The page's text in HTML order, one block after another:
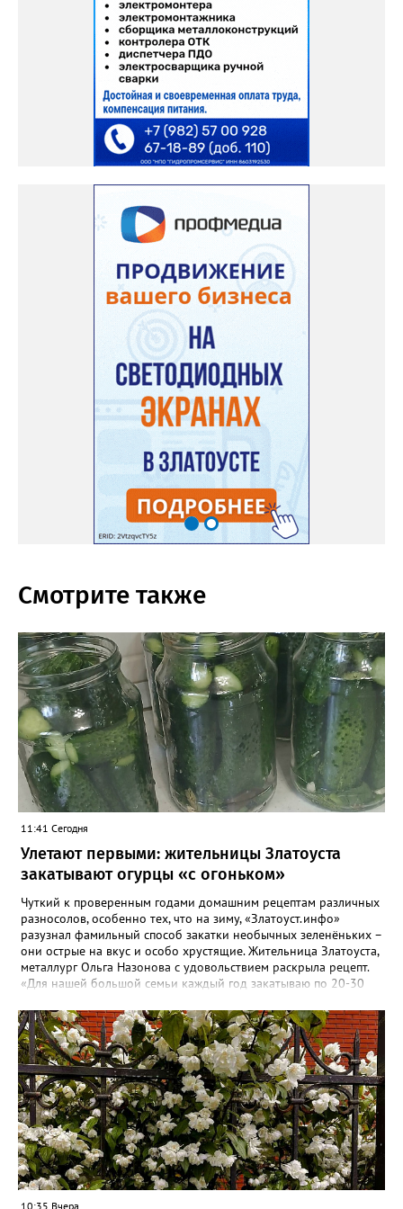
Смотрите также
11:41 Сегодня
Улетают первыми: жительницы Златоуста
закатывают огурцы «с огоньком»
Чуткий к проверенным годами домашним рецептам различных
разносолов, особенно тех, что на зиму, «Златоуст.инфо»
разузнал фамильный способ закатки необычных зеленёньких –
они острые на вкус и особо хрустящие. Жительница Златоуста,
металлург Ольга Назонова с удовольствием раскрыла рецепт.
«Для нашей большой семьи каждый год закатываю по 20-30
улетают со стола первыми, а гости неизменно просят рецепт, -
отметила Ольга. – Несмотря на это неласковое лето, парники
уже полны огурцов. Запаситесь любым недорогим острым
кетчупом и попробуйте наш семейный рецепт. Дети называют
его «Бомбяо». Первое, советует Ольга, - замачиваем огурцы в
воде на 2-3 часа. Тщательно моем и обрезаем «попки». На дно
литровой банки кладём листья хрена, укроп, чеснок, лавровый
лист, перец горошком. Для маринада понадобится 1,25 литра
воды, 2 столовых ложки соли, стакан сахара, 0,5 стакана уксуса
(9-процентного), пачка острого кетчупа типа «Чили». Всё
соединяем, даём прокипеть 5 минут и столько же – остыть.
Этого рассола хватает на 4 литровые банки. Огурцы заливаем
10:35 Вчера